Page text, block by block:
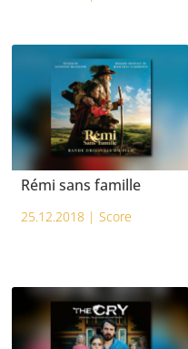
Rémi sans famille
25.12.2018 |Score